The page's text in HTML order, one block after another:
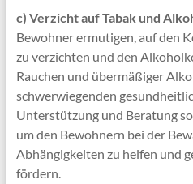
c) Verzicht auf Tabak und
Bewohner ermutigen, auf den
zu verzichten und den
Rauchen und übermäßiger
schwerwiegenden
Unterstützung und Beratung
um den Bewohnern bei der
Abhängigkeiten zu helfen und
fördern.